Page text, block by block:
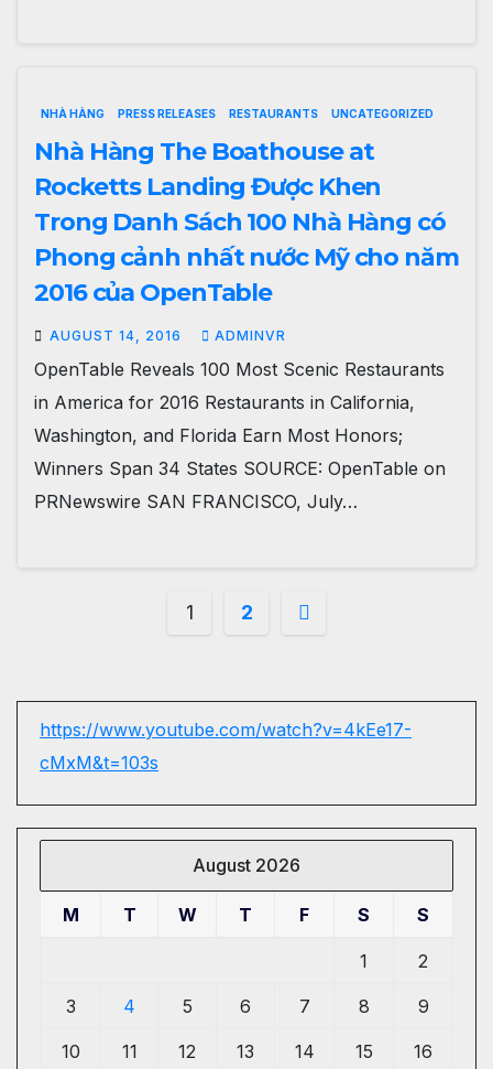
NHÀ HÀNG PRESS RELEASES RESTAURANTS UNCATEGORIZED
Nhà Hàng The Boathouse at
Rocketts Landing Được Khen
Trong Danh Sách 100 Nhà Hàng có
Phong cảnh nhất nước Mỹ cho năm
2016 của OpenTable
AUGUST 14, 2016 ADMINVR
OpenTable Reveals 100 Most Scenic Restaurants
in America for 2016 Restaurants in California,
Washington, and Florida Earn Most Honors;
Winners Span 34 States SOURCE: OpenTable on
PRNewswire SAN FRANCISCO, July…
Posts
1 2
https://www.youtube.com/watch?v=4kEe17-
cMxM&t=103s
August 2026
M T W T F S S
1 2
3 4 5 6 7 8 9
10 11 12 13 14 15 16